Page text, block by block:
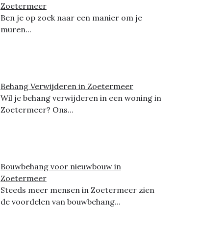
Zoetermeer
Ben je op zoek naar een manier om je
muren...
Behang Verwijderen in Zoetermeer
Wil je behang verwijderen in een woning in
Zoetermeer? Ons...
Bouwbehang voor nieuwbouw in
Zoetermeer
Steeds meer mensen in Zoetermeer zien
de voordelen van bouwbehang...